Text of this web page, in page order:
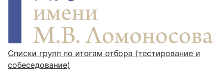
Списки групп по итогам отбора (тестирование и
собеседование)